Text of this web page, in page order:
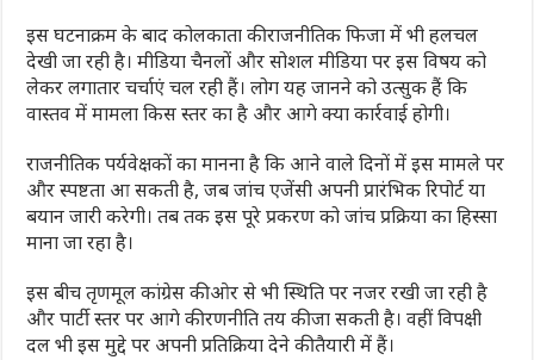
इस घटनाक्रम के बाद कोलकाता की राजनीतिक फिजा में भी हलचल
देखी जा रही है। मीडिया चैनलों और सोशल मीडिया पर इस विषय को
लेकर लगातार चर्चाएं चल रही हैं। लोग यह जानने को उत्सुक हैं कि
वास्तव में मामला किस स्तर का है और आगे क्या कार्रवाई होगी।
राजनीतिक पर्यवेक्षकों का मानना है कि आने वाले दिनों में इस मामले पर
और स्पष्टता आ सकती है, जब जांच एजेंसी अपनी प्रारंभिक रिपोर्ट या
बयान जारी करेगी। तब तक इस पूरे प्रकरण को जांच प्रक्रिया का हिस्सा
माना जा रहा है।
इस बीच तृणमूल कांग्रेस की ओर से भी स्थिति पर नजर रखी जा रही है
और पार्टी स्तर पर आगे की रणनीति तय की जा सकती है। वहीं विपक्षी
दल भी इस मुद्दे पर अपनी प्रतिक्रिया देने की तैयारी में हैं।